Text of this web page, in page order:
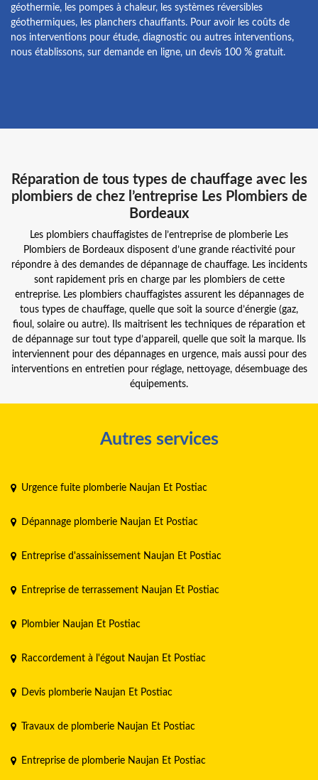
géothermie, les pompes à chaleur, les systèmes réversibles
géothermiques, les planchers chauffants. Pour avoir les coûts de
nos interventions pour étude, diagnostic ou autres interventions,
nous établissons, sur demande en ligne, un devis 100 % gratuit.
Réparation de tous types de chauffage avec les
plombiers de chez l’entreprise Les Plombiers de
Bordeaux
Les plombiers chauffagistes de l’entreprise de plomberie Les
Plombiers de Bordeaux disposent d’une grande réactivité pour
répondre à des demandes de dépannage de chauffage. Les incidents
sont rapidement pris en charge par les plombiers de cette
entreprise. Les plombiers chauffagistes assurent les dépannages de
tous types de chauffage, quelle que soit la source d’énergie (gaz,
fioul, solaire ou autre). Ils maitrisent les techniques de réparation et
de dépannage sur tout type d’appareil, quelle que soit la marque. Ils
interviennent pour des dépannages en urgence, mais aussi pour des
interventions en entretien pour réglage, nettoyage, désembuage des
équipements.
Autres services
Urgence fuite plomberie Naujan Et Postiac
Dépannage plomberie Naujan Et Postiac
Entreprise d'assainissement Naujan Et Postiac
Entreprise de terrassement Naujan Et Postiac
Plombier Naujan Et Postiac
Raccordement à l'égout Naujan Et Postiac
Devis plomberie Naujan Et Postiac
Travaux de plomberie Naujan Et Postiac
Entreprise de plomberie Naujan Et Postiac